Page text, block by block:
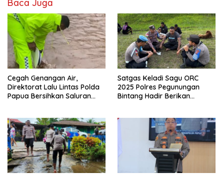
Baca Juga
Cegah Genangan Air,
Direktorat Lalu Lintas Polda
Papua Bersihkan Saluran
Satgas Keladi Sagu ORC
2025 Polres Pegunungan
Bintang Hadir Berikan